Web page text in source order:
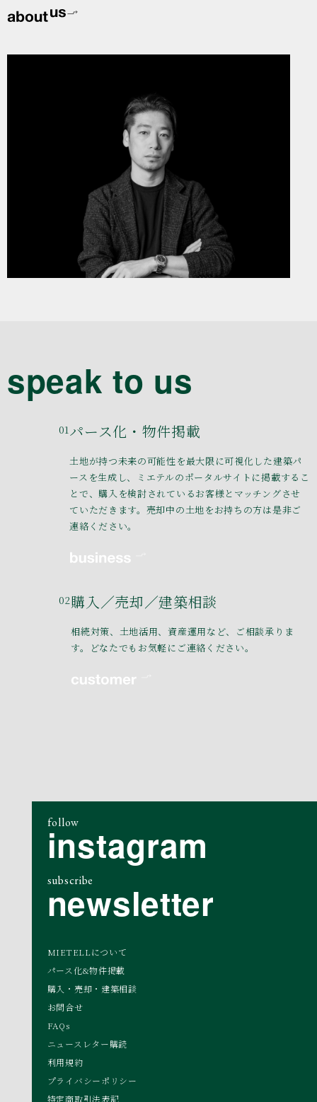
speak to us
01パース化・物件掲載
土地が持つ未来の可能性を最大限に可視化した建築パ
ースを生成し、ミエテルのポータルサイトに掲載するこ
とで、購入を検討されているお客様とマッチングさせ
ていただきます。売却中の土地をお持ちの方は是非ご
連絡ください。
02購入／売却／建築相談
相続対策、土地活用、資産運用など、ご相談承りま
す。どなたでもお気軽にご連絡ください。
follow
instagram
subscribe
newsletter
MIETELLについて
パース化&物件掲載
購入・売却・建築相談
お問合せ
FAQs
ニュースレター購読
利用規約
プライバシーポリシー
特定商取引法表記